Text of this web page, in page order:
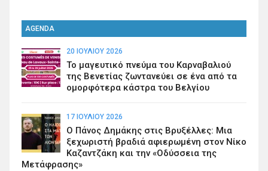
AGENDA
20 ΙΟΥΛΊΟΥ 2026
Το μαγευτικό πνεύμα του Καρναβαλιού
της Βενετίας ζωντανεύει σε ένα από τα
ομορφότερα κάστρα του Βελγίου
17 ΙΟΥΛΊΟΥ 2026
Ο Πάνος Δημάκης στις Βρυξέλλες: Μια
ξεχωριστή βραδιά αφιερωμένη στον Νίκο
Καζαντζάκη και την «Οδύσσεια της
Μετάφρασης»